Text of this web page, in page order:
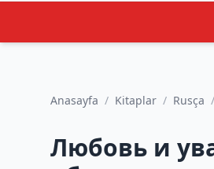
Anasayfa / Kitaplar / Rusça /
Любовь и